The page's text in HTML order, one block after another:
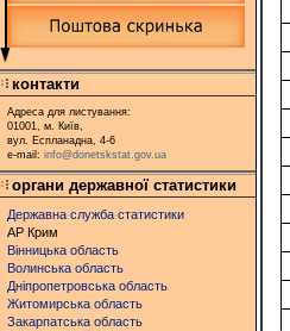
контакти
Адреса для листування:
01001, м. Київ,
вул. Еспланадна, 4-6
e-mail: info@donetskstat.gov.ua
органи державної статистики
Державна служба статистики
АР Крим
Вінницька область
Волинська область
Дніпропетровська область
Житомирська область
Закарпатська область